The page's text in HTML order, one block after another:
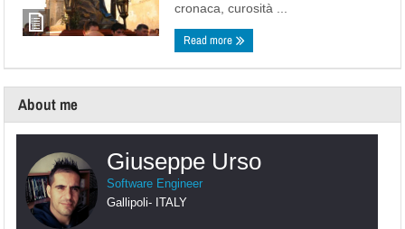
cronaca, curosità ...
Read more
About me
Giuseppe Urso
Software Engineer
Gallipoli- ITALY